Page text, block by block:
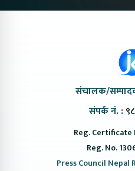
संचालक/
संपर्क नं. :
Reg. Certificate
Reg. No.
Press Council Nepal